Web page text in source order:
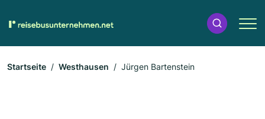
Startseite Westhausen Jürgen Bartenstein